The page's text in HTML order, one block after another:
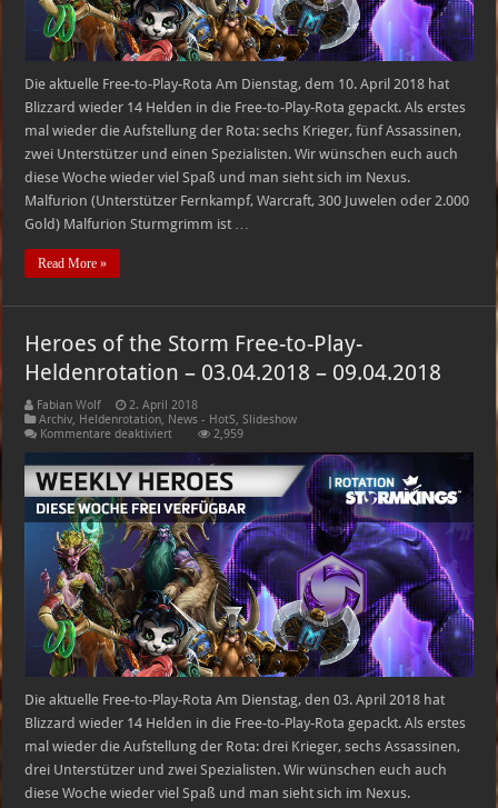
Die aktuelle Free-to-Play-Rota Am Dienstag, dem 10. April 2018 hat
Blizzard wieder 14 Helden in die Free-to-Play-Rota gepackt. Als erstes
mal wieder die Aufstellung der Rota: sechs Krieger, fünf Assassinen,
zwei Unterstützer und einen Spezialisten. Wir wünschen euch auch
diese Woche wieder viel Spaß und man sieht sich im Nexus.
Malfurion (Unterstützer Fernkampf, Warcraft, 300 Juwelen oder 2.000
Gold) Malfurion Sturmgrimm ist …
Read More »
Heroes of the Storm Free-to-Play-
Heldenrotation – 03.04.2018 – 09.04.2018
Fabian Wolf
2. April 2018
Archiv, Heldenrotation, News - HotS,Slideshow
Kommentare deaktiviertfür
of
the
Storm
Free-
to-
Play-
Heldenrotation
–
03.04.2018
–
09.04.2018
2,959
Die aktuelle Free-to-Play-Rota Am Dienstag, den 03. April 2018 hat
Blizzard wieder 14 Helden in die Free-to-Play-Rota gepackt. Als erstes
mal wieder die Aufstellung der Rota: drei Krieger, sechs Assassinen,
drei Unterstützer und zwei Spezialisten. Wir wünschen euch auch
diese Woche wieder viel Spaß und man sieht sich im Nexus.